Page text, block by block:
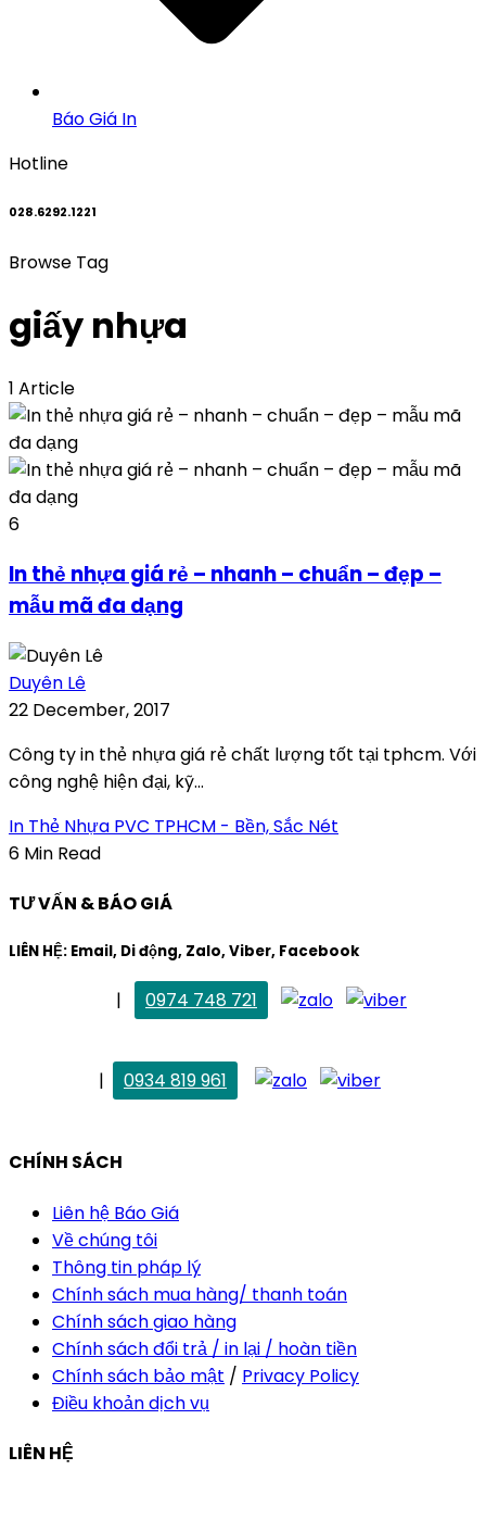
Báo Giá In
Hotline
028.6292.1221
Browse Tag
giấy nhựa
1 Article
6
In thẻ nhựa giá rẻ – nhanh – chuẩn – đẹp –
mẫu mã đa dạng
Duyên Lê
22 December, 2017
Công ty in thẻ nhựa giá rẻ chất lượng tốt tại tphcm. Với
công nghệ hiện đại, kỹ...
In Thẻ Nhựa PVC TPHCM - Bền, Sắc Nét
6 Min Read
TƯ VẤN & BÁO GIÁ
LIÊN HỆ: Email, Di động, Zalo, Viber, Facebook
|
0974 748 721
|
0934 819 961
CHÍNH SÁCH
Liên hệ Báo Giá
Về chúng tôi
Thông tin pháp lý
Chính sách mua hàng/ thanh toán
Chính sách giao hàng
Chính sách đổi trả / in lại / hoàn tiền
Chính sách bảo mật / Privacy Policy
Điều khoản dịch vụ
LIÊN HỆ